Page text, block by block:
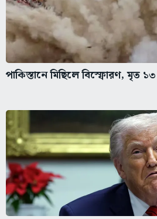
পাকিস্তানে মিছিলে বিস্ফোরণ, মৃত ১৩